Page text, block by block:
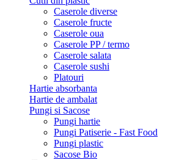
Caserole diverse
Caserole fructe
Caserole oua
Caserole PP / termo
Caserole salata
Caserole sushi
Platouri
Hartie absorbanta
Hartie de ambalat
Pungi si Sacose
Pungi hartie
Pungi Patiserie - Fast Food
Pungi plastic
Sacose Bio